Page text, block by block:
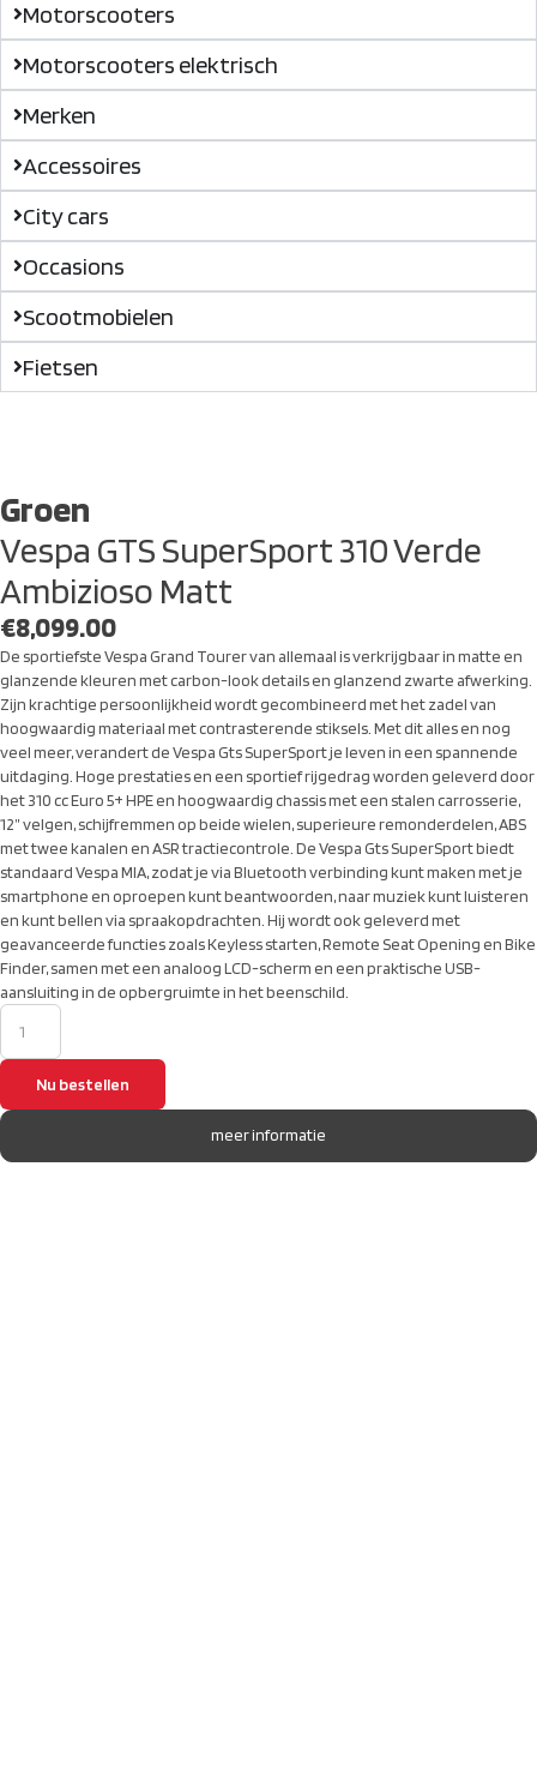
Motorscooters
Motorscooters elektrisch
Merken
Accessoires
City cars
Occasions
Scootmobielen
Fietsen
Groen
Vespa GTS SuperSport 310 Verde
Ambizioso Matt
€8,099.00
De sportiefste Vespa Grand Tourer van allemaal is verkrijgbaar in matte en
glanzende kleuren met carbon-look details en glanzend zwarte afwerking.
Zijn krachtige persoonlijkheid wordt gecombineerd met het zadel van
hoogwaardig materiaal met contrasterende stiksels. Met dit alles en nog
veel meer, verandert de Vespa Gts SuperSport je leven in een spannende
uitdaging. Hoge prestaties en een sportief rijgedrag worden geleverd door
het 310 cc Euro 5+ HPE en hoogwaardig chassis met een stalen carrosserie,
12” velgen, schijfremmen op beide wielen, superieure remonderdelen, ABS
met twee kanalen en ASR tractiecontrole. De Vespa Gts SuperSport biedt
standaard Vespa MIA, zodat je via Bluetooth verbinding kunt maken met je
smartphone en oproepen kunt beantwoorden, naar muziek kunt luisteren
en kunt bellen via spraakopdrachten. Hij wordt ook geleverd met
geavanceerde functies zoals Keyless starten, Remote Seat Opening en Bike
Finder, samen met een analoog LCD-scherm en een praktische USB-
aansluiting in de opbergruimte in het beenschild.
Nu bestellen
meer informatie